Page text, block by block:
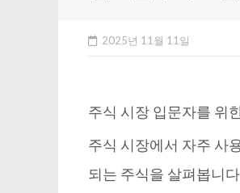
2025년 11월 11일
주식 시장 입문자를 위
주식 시장에서 자주 사
되는 주식을 살펴봅니